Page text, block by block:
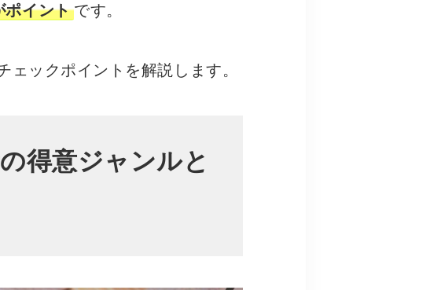
ポイントです。
ックポイントを解説します。
得意ジャンルと